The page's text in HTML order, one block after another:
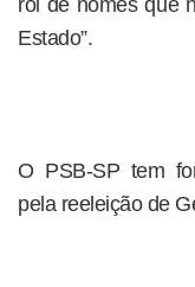
rol de nomes que
Estado”.
O PSB-SP tem
pela reeleição de